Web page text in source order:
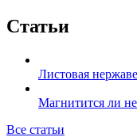
Статьи
Листовая
Магнитится ли
Все статьи